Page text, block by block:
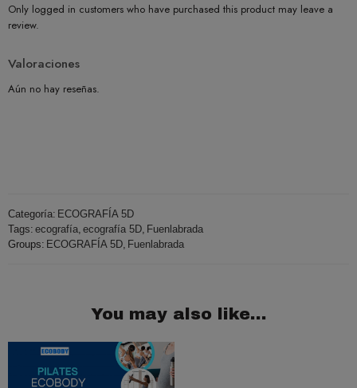
Only logged in customers who have purchased this product may leave a
review.
Valoraciones
Aún no hay reseñas.
Categoría: ECOGRAFÍA 5D
Tags: ecografía, ecografía 5D, Fuenlabrada
Groups: ECOGRAFÍA 5D, Fuenlabrada
You may also like…